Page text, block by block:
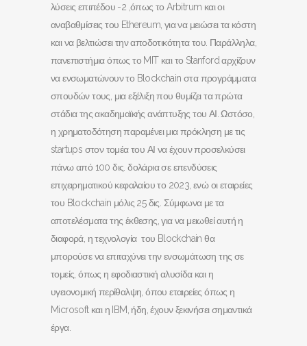
λύσεις επιπέδου -2 ,όπως το Arbitrum και οι
αναβαθμίσεις του Ethereum, για να μειώσει τα κόστη
και να βελτιώσει την αποδοτικότητα του. Παράλληλα,
πανεπιστήμια όπως το MIT και το Stanford αρχίζουν
να ενσωματώνουν το Blockchain στα προγράμματα
σπουδών τους, μια εξέλιξη που θυμίζει τα πρώτα
στάδια της ακαδημαϊκής ανάπτυξης του ΑΙ. Ωστόσο,
η χρηματοδότηση παραμένει μια πρόκληση με τις
startups στον τομέα του ΑΙ να έχουν προσελκύσει
πάνω από 100 δις. δολάρια σε επενδύσεις
επιχειρηματικού κεφαλαίου το 2023, ενώ οι εταιρείες
του Blockchain μόλις 25 δις. Σύμφωνα με τα
αποτελέσματα της έκθεσης, για να μειωθεί αυτή η
διαφορά, η τεχνολογία του Blockchain θα
μπορούσε να επιταχύνει την ενσωμάτωση της σε
τομείς, όπως η εφοδιαστική αλυσίδα και η
υγειονομική περίθαλψη, όπου εταιρείες όπως η
Microsoft και η IBM, ήδη, έχουν ξεκινήσει σημαντικά
έργα.